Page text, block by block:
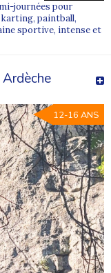
journées pour
karting, paintball,
sportive, intense et
12-16 ANS